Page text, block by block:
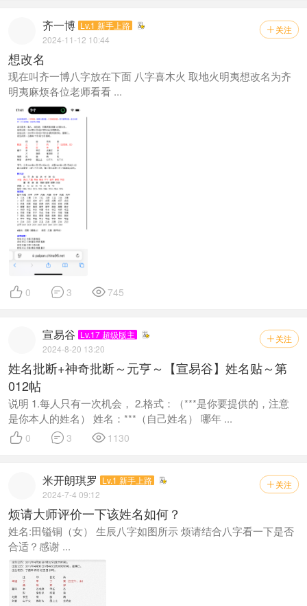
 关注
齐一博 Lv.1 新手上路
2024-11-12 10:44
想改名
现在叫齐一博八字放在下面 八字喜木火 取地火明夷想改名为齐
明夷麻烦各位老师看看 ...
 0  3  745
 关注
宣易谷 Lv.17 超级版主
2024-8-20 13:20
姓名批断+神奇批断～元亨～【宣易谷】姓名贴～第
012帖
说明 1.每人只有一次机会， 2.格式：（***是你要提供的，注意
是你本人的姓名） 姓名：***（自己姓名） 哪年 ...
 0  3  1130
 关注
米开朗琪罗 Lv.1 新手上路
2024-7-4 09:12
烦请大师评价一下该姓名如何？
姓名:田镒铜（女） 生辰八字如图所示 烦请结合八字看一下是否
合适？感谢 ...